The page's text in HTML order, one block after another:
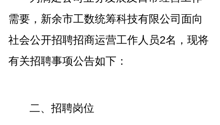
需要，新余市工数统筹科技有限公司面向
社会公开招聘招商运营工作人员2名，现将
有关招聘事项公告如下：
二、招聘岗位